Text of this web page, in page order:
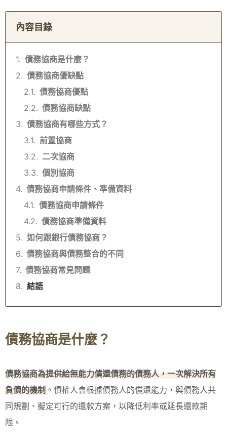
內容目錄
債務協商是什麼？
債務協商優缺點
債務協商優點
債務協商缺點
債務協商有哪些方式？
前置協商
二次協商
個別協商
債務協商申請條件、準備資料
債務協商申請條件
債務協商準備資料
如何跟銀行債務協商？
債務協商與債務整合的不同
債務協商常見問題
結語
債務協商是什麼？
債務協商為提供給無能力償還債務的債務人，一次解決所有
負債的機制 。債權人會根據債務人的償還能力，與債務人共
同規劃、擬定可行的還款方案，以降低利率或延長還款期
限。